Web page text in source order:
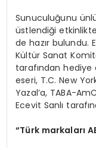
Sunuculuğunu ünlü
üstlendiği
de hazır bulundu.
Kültür Sanat
tarafından hediye
eseri, T.C. New
Yazal’a, TABA-
Ecevit Sanlı
“Türk markaları